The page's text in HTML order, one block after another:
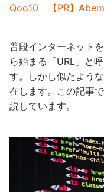
Qoo10
【PR】
普段インターネット
ら始まる「URL」と
す。しかし似たよう
在します。この記事
説しています。